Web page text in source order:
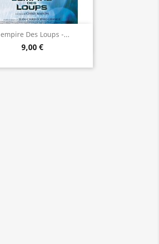
Des Loups -...
9,00 €
Aperçu rapide